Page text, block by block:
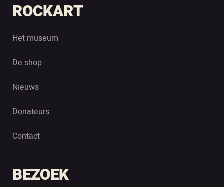
ROCKART
Het museum
De shop
Nieuws
Donateurs
Contact
BEZOEK